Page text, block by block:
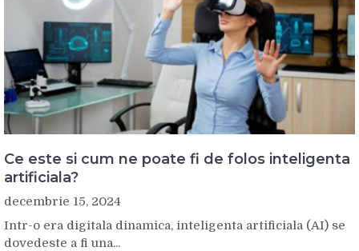
Ce este si cum ne poate fi de folos inteligenta
artificiala?
decembrie 15, 2024
Intr-o era digitala dinamica, inteligenta artificiala (AI) se
dovedeste a fi una...